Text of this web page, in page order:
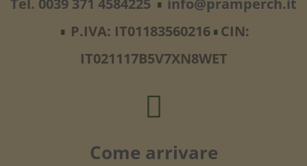
Tel. 0039 371 4584225 ∎ info@pramperch.it
∎ P.IVA: IT01183560216 ∎ CIN:
IT021117B5V7XN8WET

Come arrivare